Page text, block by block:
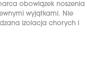
obowiązek noszenia
wyjątkami. Nie
izolacja chorych i